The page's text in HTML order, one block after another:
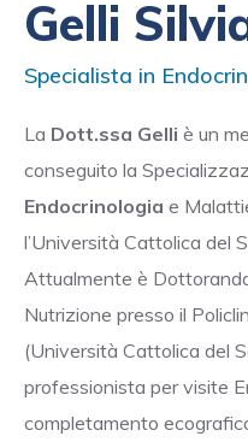
Gelli
Specialista in
La Dott.ssa Gelli è un
conseguito la
Endocrinologia e
l’Università Cattolica del
Attualmente è
Nutrizione presso il
(Università Cattolica del
professionista per visite
completamento